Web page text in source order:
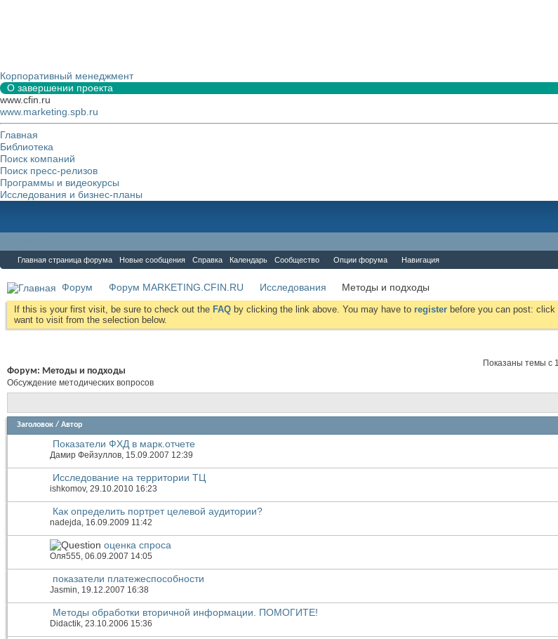
Корпоративный менеджмент
О завершении проекта
www.cfin.ru
www.marketing.spb.ru
Главная
Библиотека
Поиск компаний
Поиск пресс-релизов
Программы и видеокурсы
Исследования и бизнес-планы
Главная страница форума Новые сообщения Справка Календарь Сообщество Опции форума Навигация
Форум Форум MARKETING.CFIN.RU Исследования Методы и подходы
If this is your first visit, be sure to check out the FAQ by clicking the link above. You may have to register before you can post:
want to visit from the selection below.
Показаны темы с
Форум: Методы и подходы
Обсуждение методических вопросов
Заголовок / Автор
Показатели ФХД в марк.отчете
Дамир Фейзуллов, 15.09.2007 12:39
Исследование на территории ТЦ
ishkomov, 29.10.2010 16:23
Как определить портрет целевой аудитории?
nadejda, 16.09.2009 11:42
оценка спроса
Оля555, 06.09.2007 14:05
показатели платежеспособности
Jasmin, 19.12.2007 16:38
Методы обработки вторичной информации. ПОМОГИТЕ!
Didactik, 23.10.2006 15:36